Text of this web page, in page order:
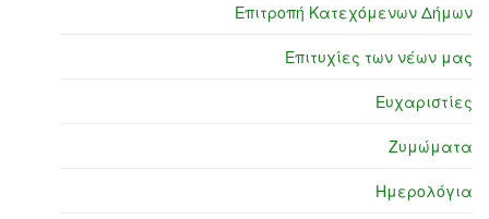
Επιτροπή Κατεχόμενων Δήμων
Επιτυχίες των νέων μας
Ευχαριστίες
Ζυμώματα
Ημερολόγια